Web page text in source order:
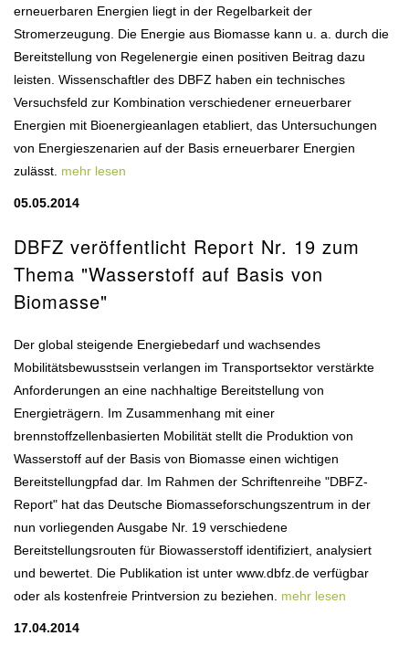
erneuerbaren Energien liegt in der Regelbarkeit der
Stromerzeugung. Die Energie aus Biomasse kann u. a. durch die
Bereitstellung von Regelenergie einen positiven Beitrag dazu
leisten. Wissenschaftler des DBFZ haben ein technisches
Versuchsfeld zur Kombination verschiedener erneuerbarer
Energien mit Bioenergieanlagen etabliert, das Untersuchungen
von Energieszenarien auf der Basis erneuerbarer Energien
zulässt. mehr lesen
05.05.2014
DBFZ veröffentlicht Report Nr. 19 zum
Thema "Wasserstoff auf Basis von
Biomasse"
Der global steigende Energiebedarf und wachsendes
Mobilitätsbewusstsein verlangen im Transportsektor verstärkte
Anforderungen an eine nachhaltige Bereitstellung von
Energieträgern. Im Zusammenhang mit einer
brennstoffzellenbasierten Mobilität stellt die Produktion von
Wasserstoff auf der Basis von Biomasse einen wichtigen
Bereitstellungpfad dar. Im Rahmen der Schriftenreihe "DBFZ-
Report" hat das Deutsche Biomasseforschungszentrum in der
nun vorliegenden Ausgabe Nr. 19 verschiedene
Bereitstellungsrouten für Biowasserstoff identifiziert, analysiert
und bewertet. Die Publikation ist unter www.dbfz.de verfügbar
oder als kostenfreie Printversion zu beziehen. mehr lesen
17.04.2014